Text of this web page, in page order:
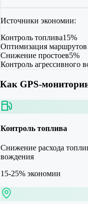
Источники экономии:
Контроль топлива15%
Оптимизация маршрутов
Снижение простоев5%
Контроль агрессивного
Как GPS-
Контроль топлива
Снижение расхода
вождения
15-25% экономии